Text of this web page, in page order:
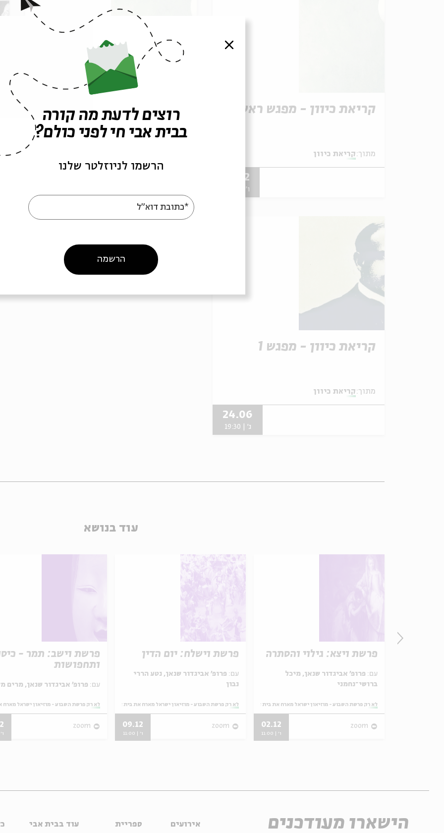
קריאת כיוון - מפגש ראשון
מתוך: קריאת כיוון
25.12
ו' | 18:30
קריאת כיוון - מפגש 4
קריאת כיוון - מפגש 1
מתוך: קריאת כיוון
24.06
ג' | 19:30
עוד בנושא
פרשת וישב: תמר -
ותחפושות
עם:
מתוך:
לא רק פרשת השבוע - מוזיאון ישראל מארח
zoom
ו' |
פרשת וישלח: יום הדין
עם: פרופ' אביגדור שנאן, נטע הררי
נבון
מתוך:
לא רק פרשת השבוע - מוזיאון ישראל מארח את בית אבי חי
zoom
09.12
ו' | 11:00
פרשת ויצא: גילוי והסתרה
עם: פרופ' אביגדור שנאן, מיכל
ברושי־נחמני
מתוך:
לא רק פרשת השבוע - מוזיאון ישראל מארח את בית אבי חי
zoom
02.12
ו' | 11:00
הישארו מעודכנים אירועים
ספריית
עוד בבית אבי
סגור
רוצים לדעת מה קורה
בבית אבי חי לפני כולם?
הרשמו לניוזלטר שלנו
*כתובת דוא"ל
הרשמה